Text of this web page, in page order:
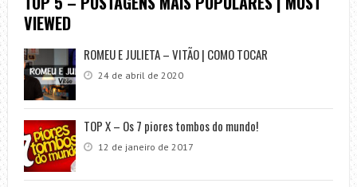
VIEWED
ROMEU E JULIETA – VITÃO | COMO TOCAR
24 de abril de 2020
TOP X – Os 7 piores tombos do mundo!
12 de janeiro de 2017